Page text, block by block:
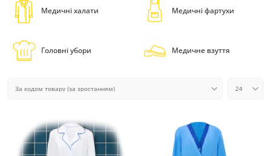
Медичні халати Медичні фартухи
Головні убори Медичне взуття